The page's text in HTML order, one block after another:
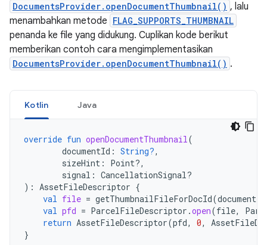
DocumentsProvider.openDocumentThumbnail() , lalu
menambahkan metode FLAG_SUPPORTS_THUMBNAIL
penanda ke file yang didukung. Cuplikan kode berikut
memberikan contoh cara mengimplementasikan
DocumentsProvider.openDocumentThumbnail() .
Kotlin Java
override fun openDocumentThumbnail(
documentId : String?,
sizeHint :
Point?,
signal : CancellationSignal?
): AssetFileDescriptor {
val file = getThumbnailFileForDocId(documentId
val pfd = ParcelFileDescriptor .open(file,
return AssetFileDescriptor(pfd, 0,
}